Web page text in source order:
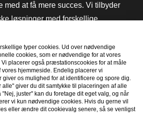
med at få mere succes. Vi tilbyder
løsninger med forskellige
anmeldelser, juridiske værktøjer
markedsundersøgelser
Thuiswinkel e-
typer cookies. Ud over nødvendige
cookies, som er nødvendige for at vores
placerer også præstationscookies for at måle
hjemmeside. Endelig placerer vi
os mulighed for at identificere og spore dig.
alle" giver du dit samtykke til placeringen af ​​alle
juster" kan du foretage dit eget valg, og når
vi kun nødvendige cookies. Hvis du gerne vil
eller ændre dit cookievalg senere, så se venligst